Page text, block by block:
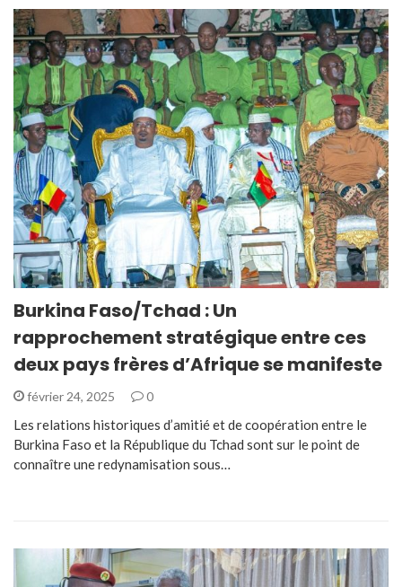
Burkina Faso/Tchad : Un
rapprochement stratégique entre ces
deux pays frères d’Afrique se manifeste
février 24, 2025 0
Les relations historiques d’amitié et de coopération entre le
Burkina Faso et la République du Tchad sont sur le point de
connaître une redynamisation sous…